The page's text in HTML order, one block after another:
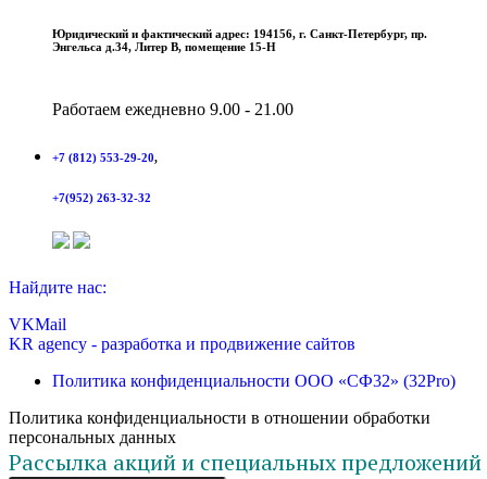
Юридический и фактический адрес: 194156, г. Санкт-Петербург, пр.
Энгельса д.34, Литер В, помещение 15-Н
Работаем ежедневно 9.00 - 21.00
+7 (812) 553-29-20,
+7(952) 263-32-32
Найдите нас:
VKMail
KR agency - разработка и продвижение сайтов
Политика конфиденциальности ООО «СФ32» (32Pro)
Политика конфиденциальности в отношении обработки
персональных данных
Рассылка акций и специальных предложений